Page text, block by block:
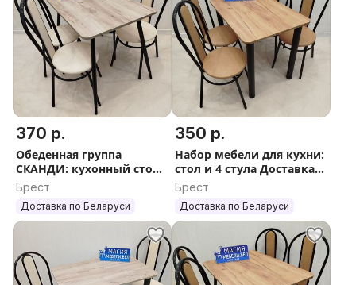
370 р.
Обеденная группа
СКАНДИ: кухонный стол
и 4 стула Доставка Выбор
Гарантия
Брест
Доставка по Беларуси
350 р.
Набор мебели для кухни:
стол и 4 стула Доставка
по РБ
Брест
Доставка по Беларуси